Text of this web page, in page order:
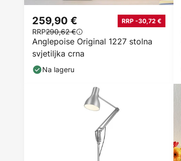
Anglepoise Original 1227 stolna
svjetiljka crna
259,90 € RRP -30,72 €
RRP290,62 €
Na lageru